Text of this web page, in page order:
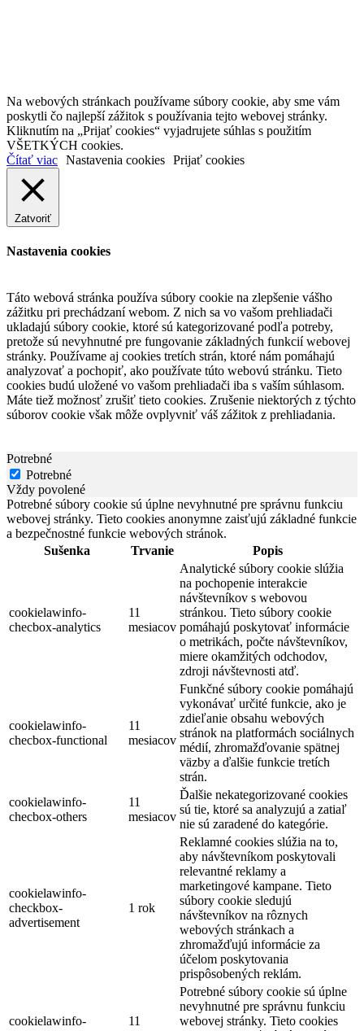
Na webových stránkach používame súbory cookie, aby sme vám
poskytli čo najlepší zážitok s používania tejto webovej stránky.
Kliknutím na „Prijať cookies“ vyjadrujete súhlas s použitím
VŠETKÝCH cookies.
Čítať viac Nastavenia cookies Prijať cookies
Zatvoriť
Nastavenia cookies
Táto webová stránka používa súbory cookie na zlepšenie vášho
zážitku pri prechádzaní webom. Z nich sa vo vašom prehliadači
ukladajú súbory cookie, ktoré sú kategorizované podľa potreby,
pretože sú nevyhnutné pre fungovanie základných funkcií webovej
stránky. Používame aj cookies tretích strán, ktoré nám pomáhajú
analyzovať a pochopiť, ako používate túto webovú stránku. Tieto
cookies budú uložené vo vašom prehliadači iba s vaším súhlasom.
Máte tiež možnosť zrušiť tieto cookies. Zrušenie niektorých z týchto
súborov cookie však môže ovplyvniť váš zážitok z prehliadania.
Potrebné
Potrebné
Vždy povolené
Potrebné súbory cookie sú úplne nevyhnutné pre správnu funkciu
webovej stránky. Tieto cookies anonymne zaisťujú základné funkcie
a bezpečnostné funkcie webových stránok.
Sušenka
Trvanie Popis
cookielawinfo-
checbox-analytics
11
mesiacov
Analytické súbory cookie slúžia
na pochopenie interakcie
návštevníkov s webovou
stránkou. Tieto súbory cookie
pomáhajú poskytovať informácie
o metrikách, počte návštevníkov,
miere okamžitých odchodov,
zdroji návštevnosti atď.
cookielawinfo-
checbox-functional
11
mesiacov
Funkčné súbory cookie pomáhajú
vykonávať určité funkcie, ako je
zdieľanie obsahu webových
stránok na platformách sociálnych
médií, zhromažďovanie spätnej
väzby a ďalšie funkcie tretích
strán.
cookielawinfo-
checbox-others
11
mesiacov
Ďalšie nekategorizované cookies
sú tie, ktoré sa analyzujú a zatiaľ
nie sú zaradené do kategórie.
cookielawinfo-
checkbox-
advertisement
1 rok
Reklamné cookies slúžia na to,
aby návštevníkom poskytovali
relevantné reklamy a
marketingové kampane. Tieto
súbory cookie sledujú
návštevníkov na rôznych
webových stránkach a
zhromažďujú informácie za
účelom poskytovania
prispôsobených reklám.
cookielawinfo-
11
Potrebné súbory cookie sú úplne
nevyhnutné pre správnu funkciu
webovej stránky. Tieto cookies